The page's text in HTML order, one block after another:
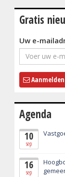
Gratis
Uw e-
Aanmelden
Agenda
10
sep
16
sep